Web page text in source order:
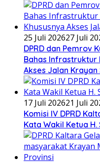
25 Juli 202627 Juli
DPRD dan Pemrov
Bahas Infrastruktur
Akses Jalan Krayan
17 Juli 202621 Juli
Komisi IV DPRD
Kata Wakil Ketua